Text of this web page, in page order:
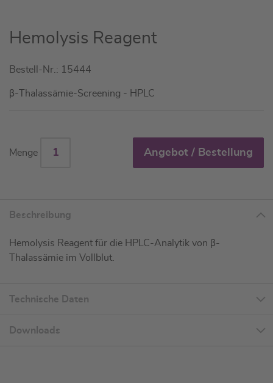
Zum
Anfang
Bildgalerie
springen
Hemolysis Reagent
Bestell-Nr.: 15444
β-Thalassämie-Screening - HPLC
Menge Angebot / Bestellung
Beschreibung
Hemolysis Reagent für die HPLC-Analytik von β-
Thalassämie im Vollblut.
Technische Daten
Downloads